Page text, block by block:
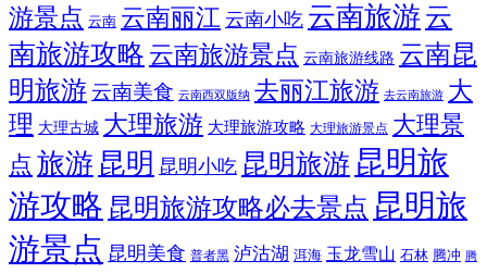
游景点 云南 云南丽江 云南小吃 云南旅游 云
南旅游攻略 云南旅游景点 云南旅游线路 云南昆
明旅游 云南美食 云南西双版纳 去丽江旅游 去云南旅游 大
理 大理古城 大理旅游 大理旅游攻略 大理旅游景点 大理景
点 旅游 昆明 昆明小吃 昆明旅游 昆明旅
游攻略 昆明旅游攻略必去景点 昆明旅
游景点 昆明美食 普者黑 泸沽湖 洱海 玉龙雪山 石林 腾冲 腾